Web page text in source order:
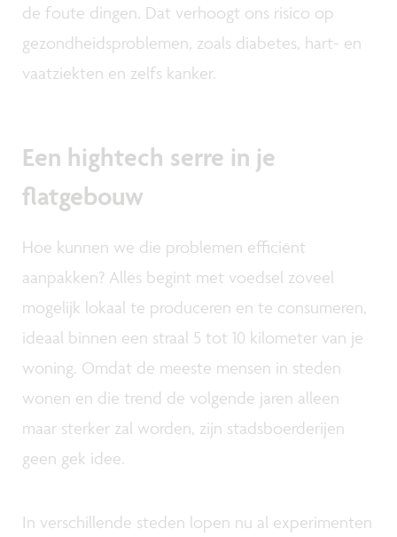
de foute dingen. Dat verhoogt ons risico op
gezondheidsproblemen, zoals diabetes, hart- en
vaatziekten en zelfs kanker.
Een hightech serre in je
flatgebouw
Hoe kunnen we die problemen efficiënt
aanpakken? Alles begint met voedsel zoveel
mogelijk lokaal te produceren en te consumeren,
ideaal binnen een straal 5 tot 10 kilometer van je
woning. Omdat de meeste mensen in steden
wonen en die trend de volgende jaren alleen
maar sterker zal worden, zijn stadsboerderijen
geen gek idee.
In verschillende steden lopen nu al experimenten